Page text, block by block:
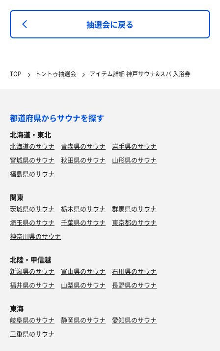
抽選会に戻る
TOP トントゥ抽選会 アイテム詳細 神戸サウナ&スパ 入浴券
都道府県からサウナを探す
北海道・東北
北海道のサウナ 青森県のサウナ
岩手県のサウナ
宮城県のサウナ
秋田県のサウナ
山形県のサウナ
福島県のサウナ
関東
茨城県のサウナ 栃木県のサウナ
群馬県のサウナ
埼玉県のサウナ
千葉県のサウナ
東京都のサウナ
神奈川県のサウナ
北陸・甲信越
新潟県のサウナ 富山県のサウナ
石川県のサウナ
福井県のサウナ
山梨県のサウナ 長野県のサウナ
東海
岐阜県のサウナ 静岡県のサウナ
愛知県のサウナ
三重県のサウナ